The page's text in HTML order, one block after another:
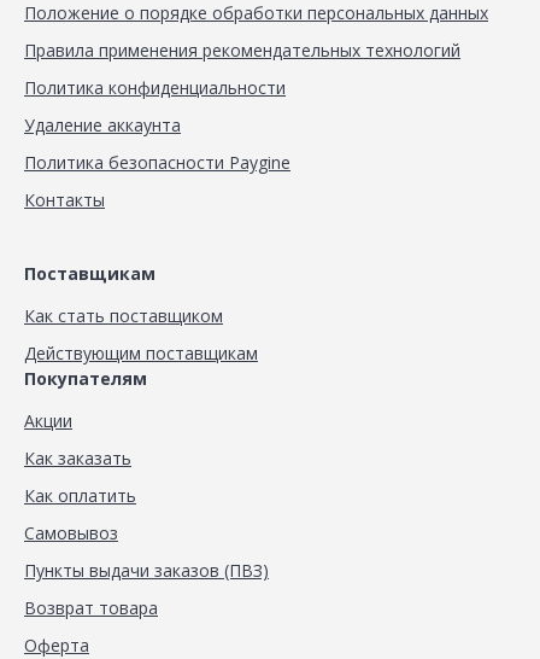
Положение о порядке обработки персональных данных
Правила применения рекомендательных технологий
Политика конфиденциальности
Удаление аккаунта
Политика безопасности Paygine
Контакты
Поставщикам
Как стать поставщиком
Действующим поставщикам
Покупателям
Акции
Как заказать
Как оплатить
Самовывоз
Пункты выдачи заказов (ПВЗ)
Возврат товара
Оферта